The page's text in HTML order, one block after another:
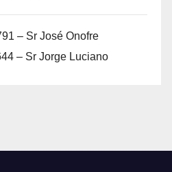
– Sr José Onofre
– Sr Jorge Luciano